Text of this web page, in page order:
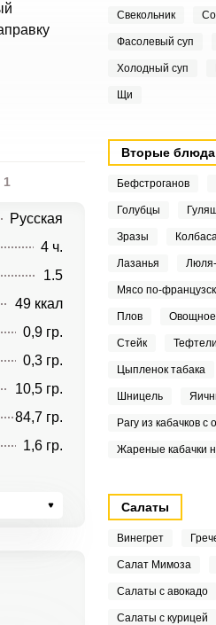
1
Русская
4 ч.
1.5
49 ккал
0,9 гр.
0,3 гр.
10,5 гр.
84,7 гр.
1,6 гр.
Свекольник
Фасолевый суп
Холодный суп
Щи
Вторые блюда
Бефстроганов
Голубцы
Зразы
Лазанья
Мясо по-
Плов Овощное
Стейк Тефтели
Цыпленок табака
Шницель
Рагу из кабачков
Жареные кабачки
Салаты
Винегрет
Салат Мимоза
Салаты с авокадо
Салаты с курицей